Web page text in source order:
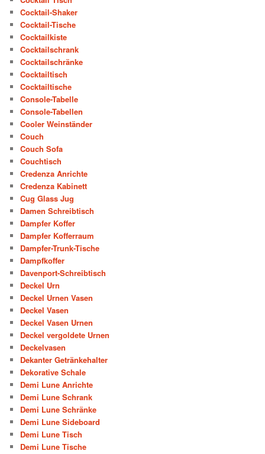
Cocktail-Shaker
Cocktail-Tische
Cocktailkiste
Cocktailschrank
Cocktailschränke
Cocktailtisch
Cocktailtische
Console-Tabelle
Console-Tabellen
Cooler Weinständer
Couch
Couch Sofa
Couchtisch
Credenza Anrichte
Credenza Kabinett
Cug Glass Jug
Damen Schreibtisch
Dampfer Koffer
Dampfer Kofferraum
Dampfer-Trunk-Tische
Dampfkoffer
Davenport-Schreibtisch
Deckel Urn
Deckel Urnen Vasen
Deckel Vasen
Deckel Vasen Urnen
Deckel vergoldete Urnen
Deckelvasen
Dekanter Getränkehalter
Dekorative Schale
Demi Lune Anrichte
Demi Lune Schrank
Demi Lune Schränke
Demi Lune Sideboard
Demi Lune Tisch
Demi Lune Tische